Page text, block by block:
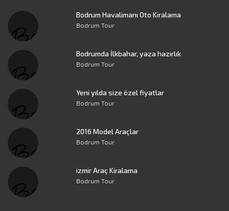
Bodrum Havalimanı Oto Kiralama
Bodrum Tour
Bodrumda İlkbahar, yaza hazırlık
Bodrum Tour
Yeni yılda size özel fiyatlar
Bodrum Tour
2016 Model Araçlar
Bodrum Tour
izmir Araç Kiralama
Bodrum Tour